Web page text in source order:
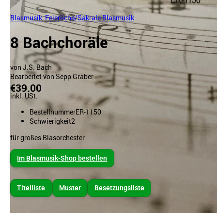
Blasmusik,Feierliche/Sakrale Blasmusik
8 Bachchoräle
von J.S. Bach
Bearbeitet von Sepp Graber
€39.00
inkl. USt.
BestellnummerER-1150
Schwierigkeit2
für großes Blasorchester
Im Blasmusik-Shop bestellen
Titelliste Muster Besetzungsliste